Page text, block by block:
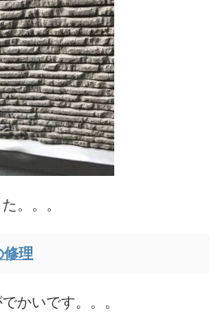
。。。
修理
かいです。。。